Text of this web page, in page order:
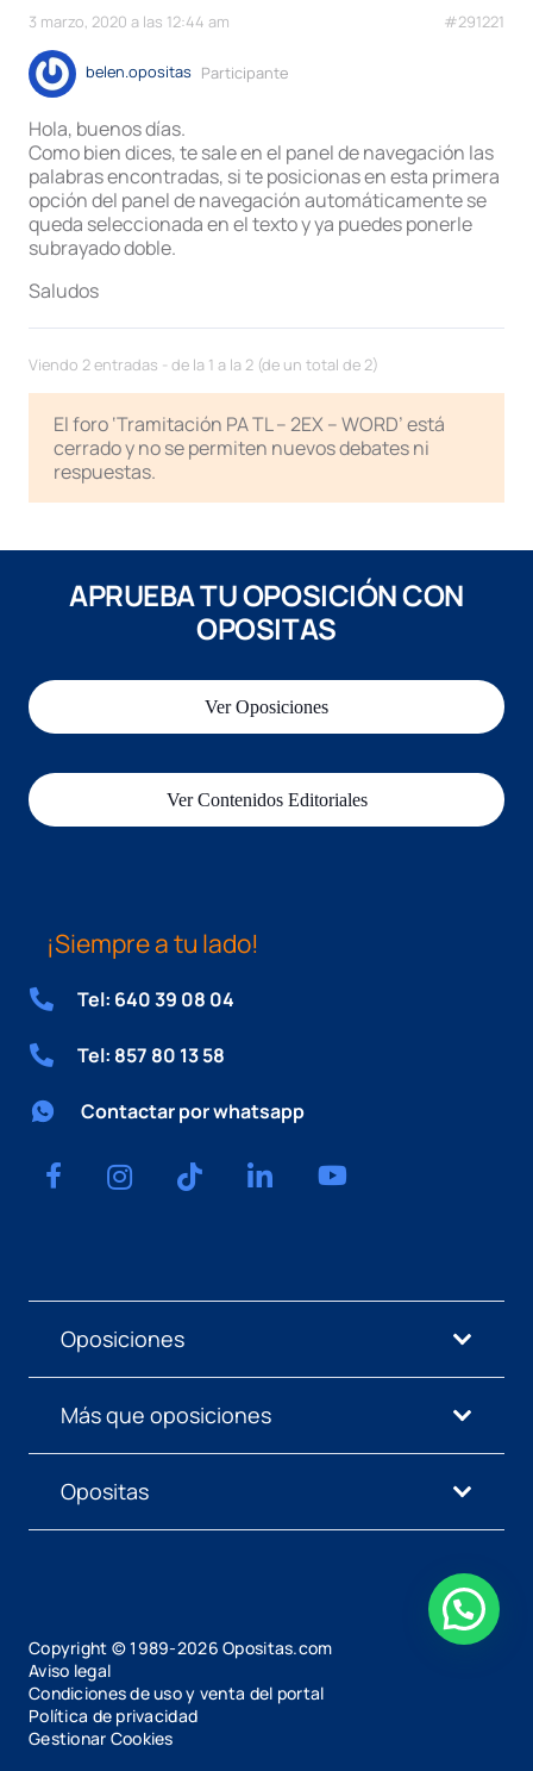
3 marzo, 2020 a las 12:44 am #291221
belen.opositas Participante
Hola, buenos días.
Como bien dices, te sale en el panel de navegación las
palabras encontradas, si te posicionas en esta primera
opción del panel de navegación automáticamente se
queda seleccionada en el texto y ya puedes ponerle
subrayado doble.
Saludos
Viendo 2 entradas - de la 1 a la 2 (de un total de 2)
El foro ‘Tramitación PA TL – 2EX – WORD’ está
cerrado y no se permiten nuevos debates ni
respuestas.
APRUEBA TU OPOSICIÓN CON
OPOSITAS
Ver Oposiciones
Ver Contenidos Editoriales
¡Siempre a tu lado!
Tel: 640 39 08 04
Tel: 857 80 13 58
Contactar por whatsapp
Oposiciones
Más que oposiciones
Opositas
Copyright © 1989-2026 Opositas.com
Aviso legal
Condiciones de uso y venta del portal
Política de privacidad
Gestionar Cookies